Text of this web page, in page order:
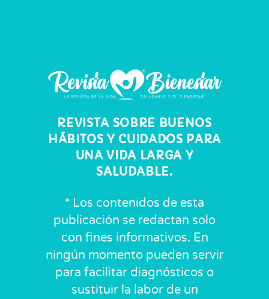
REVISTA SOBRE BUENOS
HÁBITOS Y CUIDADOS PARA
UNA VIDA LARGA Y
SALUDABLE.
* Los contenidos de esta
publicación se redactan solo
con fines informativos. En
ningún momento pueden servir
para facilitar diagnósticos o
sustituir la labor de un